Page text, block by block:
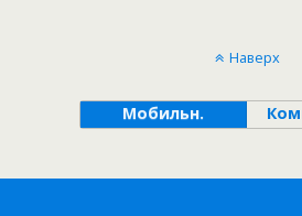
Наверх
Мобильн.